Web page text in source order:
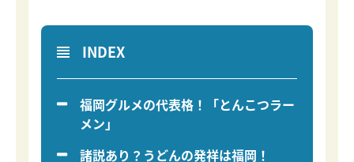
INDEX
福岡グルメの代表格！「とんこつラー
メン」
諸説あり？うどんの発祥は福岡！